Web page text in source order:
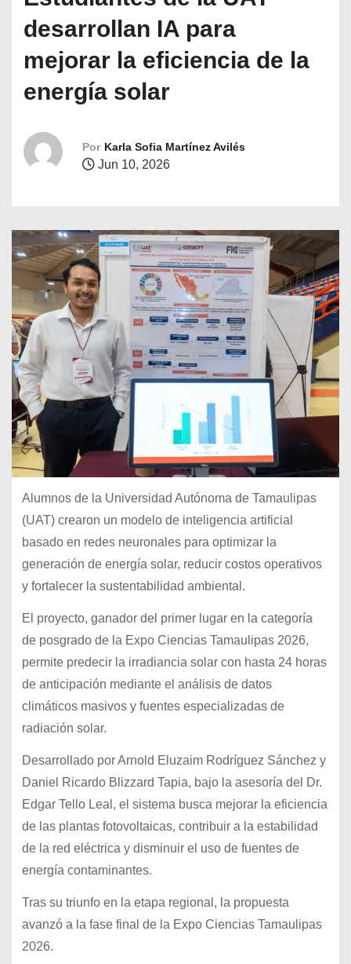
desarrollan IA para
mejorar la eficiencia de la
energía solar
Por Karla Sofia Martínez Avilés
Jun 10, 2026
Alumnos de la Universidad Autónoma de Tamaulipas
(UAT) crearon un modelo de inteligencia artificial
basado en redes neuronales para optimizar la
generación de energía solar, reducir costos operativos
y fortalecer la sustentabilidad ambiental.
El proyecto, ganador del primer lugar en la categoría
de posgrado de la Expo Ciencias Tamaulipas 2026,
permite predecir la irradiancia solar con hasta 24 horas
de anticipación mediante el análisis de datos
climáticos masivos y fuentes especializadas de
radiación solar.
Desarrollado por Arnold Eluzaim Rodríguez Sánchez y
Daniel Ricardo Blizzard Tapia, bajo la asesoría del Dr.
Edgar Tello Leal, el sistema busca mejorar la eficiencia
de las plantas fotovoltaicas, contribuir a la estabilidad
de la red eléctrica y disminuir el uso de fuentes de
energía contaminantes.
Tras su triunfo en la etapa regional, la propuesta
avanzó a la fase final de la Expo Ciencias Tamaulipas
2026.